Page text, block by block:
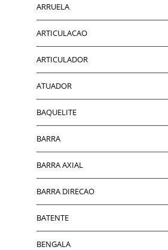
ARRUELA
ARTICULACAO
ARTICULADOR
ATUADOR
BAQUELITE
BARRA
BARRA AXIAL
BARRA DIRECAO
BATENTE
BENGALA